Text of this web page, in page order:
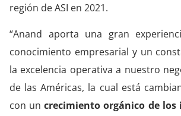
región de ASI en 2021.
“Anand aporta una gran
conocimiento empresarial y un
la excelencia operativa a nuestro
de las Américas, la cual está
con uncrecimiento orgánico de los